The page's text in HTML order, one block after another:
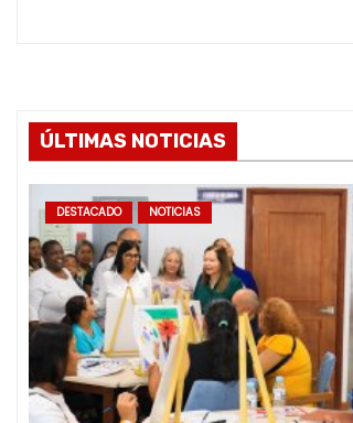
ÚLTIMAS NOTICIAS
DESTACADO NOTICIAS